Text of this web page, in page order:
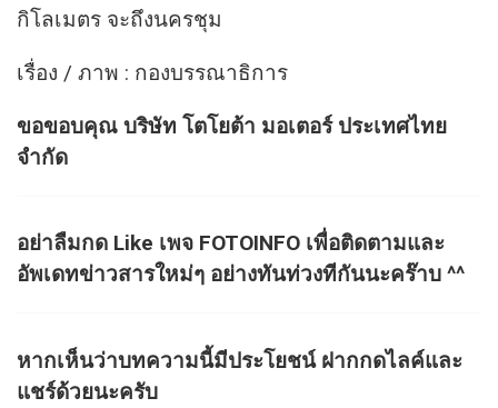
กิโลเมตร จะถึงนครชุม
เรื่อง / ภาพ : กองบรรณาธิการ
ขอขอบคุณ บริษัท โตโยต้า มอเตอร์ ประเทศไทย
จำกัด
อย่าลืมกด Like เพจ FOTOINFO เพื่อติดตามและ
อัพเดทข่าวสารใหม่ๆ อย่างทันท่วงทีกันนะคร๊าบ ^^
หากเห็นว่าบทความนี้มีประโยชน์ ฝากกดไลค์และ
แชร์ด้วยนะครับ